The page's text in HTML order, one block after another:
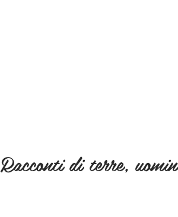
Racconti di terre,